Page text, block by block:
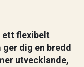
ett flexibelt
dig en bredd
utvecklande,